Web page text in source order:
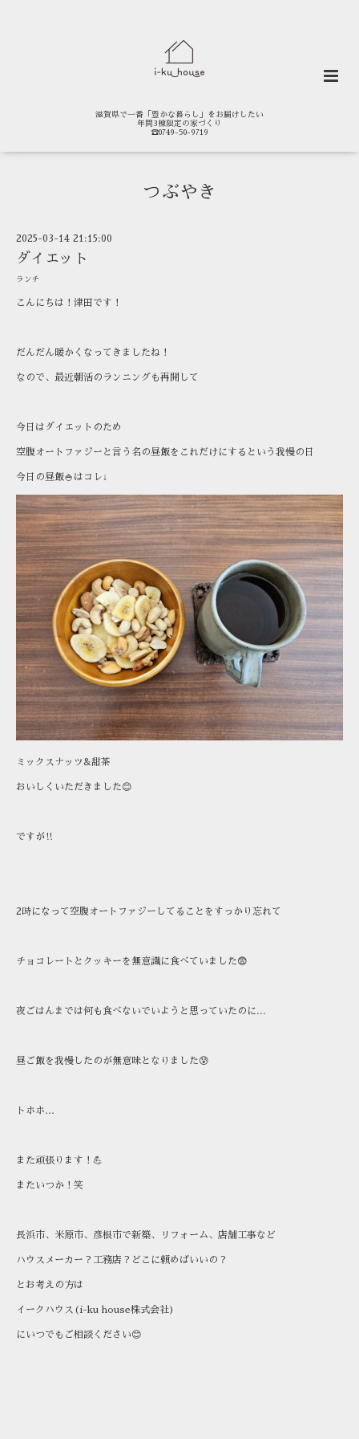
滋賀県で一番「豊かな暮らし」をお届けしたい
年間3棟限定の家づくり
☎0749-50-9719
つぶやき
2025-03-14 21:15:00
ダイエット
ランチ
こんにちは！津田です！
だんだん暖かくなってきましたね！
なので、最近朝活のランニングも再開して
今日はダイエットのため
空腹オートファジーと言う名の昼飯をこれだけにするという我慢の日
今日の昼飯🍚はコレ↓
ミックスナッツ&甜茶
おいしくいただきました😊
ですが‼️
2時になって空腹オートファジーしてることをすっかり忘れて
チョコレートとクッキーを無意識に食べていました😨
夜ごはんまでは何も食べないでいようと思っていたのに...
昼ご飯を我慢したのが無意味となりました😰
トホホ…
また頑張ります！💪
またいつか！笑
長浜市、米原市、彦根市で新築、リフォーム、店舗工事など
ハウスメーカー？工務店？どこに頼めばいいの？
とお考えの方は
イークハウス(i-ku house株式会社)
にいつでもご相談ください😊